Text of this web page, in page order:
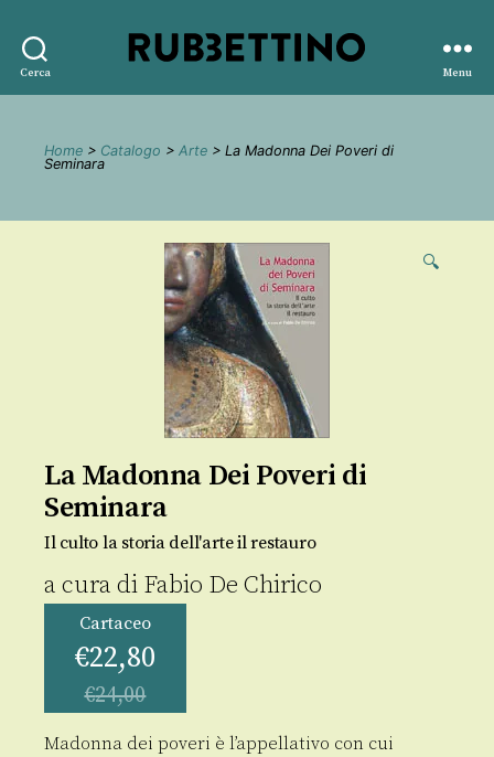
Cerca
editore
Menu
Home > Catalogo > Arte > La Madonna Dei Poveri di
Seminara
🔍
La Madonna Dei Poveri di
Seminara
Il culto la storia dell'arte il restauro
a cura di Fabio De Chirico
Cartaceo
€22,80
€24,00
Madonna dei poveri è l’appellativo con cui